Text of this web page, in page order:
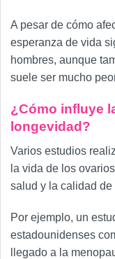
A pesar de cómo
esperanza de vida
hombres, aunque
suele ser mucho
¿Cómo influye
longevidad?
Varios estudios
la vida de los
salud y la calidad de
Por ejemplo, un
estadounidenses
llegado a la